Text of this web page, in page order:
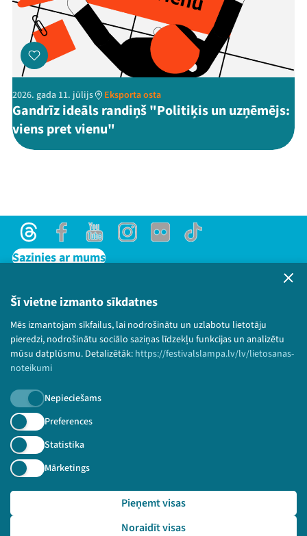
Šī vietne izmanto sīkdatnes
Mēs izmantojam sīkfailus, lai nodrošinātu un uzlabotu lietotāju
pieredzi, nodrošinātu sociālo saziņas līdzekļu funkcijas un analizētu
mūsu datplūsmu. Detalizētāk: https://festivalslampa.lv/lv/lietosanas-
noteikumi
Nepieciešams
Preferences
Statistika
Mārketings
Noraidīt visas
Pieņemt visas
2026. gada 11. jūlijs Eksporta osta
Gandrīz ideāls randiņš "Politiķis un uzņēmējs:
viens pret vienu"
ThreadsFacebookYoutubeInstagram
Flick TikTok
Sazinies ar mums
Lietošanas noteikumi un sīkdatņu politika
Bērnu aizsardzības politika
© 2026 Sarunu festivāls LAMPA Visas tiesības
paturētas.
Piesakies jaunumiem!
Nepalaid garām aktuālāko informāciju!
Pieteikties